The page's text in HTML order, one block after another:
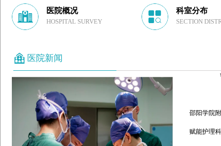
医院概况
HOSPITAL SURVEY
科室分布
SECTION
医院新闻
邵阳学院
赋能护理